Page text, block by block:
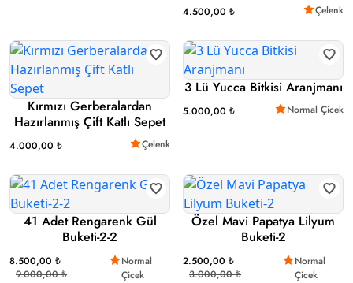
4.500,00 ₺ Çelenk
Kırmızı Gerberalardan
Hazırlanmış Çift Katlı Sepet
4.000,00 ₺ Çelenk
3 Lü Yucca Bitkisi Aranjmanı
5.000,00 ₺ Normal Çicek
41 Adet Rengarenk Gül
Buketi-2-2
8.500,00 ₺
9.000,00 ₺
Normal
Çicek
Özel Mavi Papatya Lilyum
Buketi-2
2.500,00 ₺
3.000,00 ₺
Normal
Çicek